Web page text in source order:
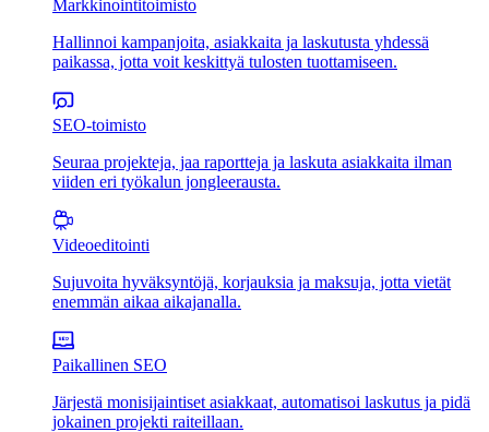
Markkinointitoimisto
Hallinnoi kampanjoita, asiakkaita ja laskutusta yhdessä
paikassa, jotta voit keskittyä tulosten tuottamiseen.
SEO-toimisto
Seuraa projekteja, jaa raportteja ja laskuta asiakkaita ilman
viiden eri työkalun jongleerausta.
Videoeditointi
Sujuvoita hyväksyntöjä, korjauksia ja maksuja, jotta vietät
enemmän aikaa aikajanalla.
Paikallinen SEO
Järjestä monisijaintiset asiakkaat, automatisoi laskutus ja pidä
jokainen projekti raiteillaan.